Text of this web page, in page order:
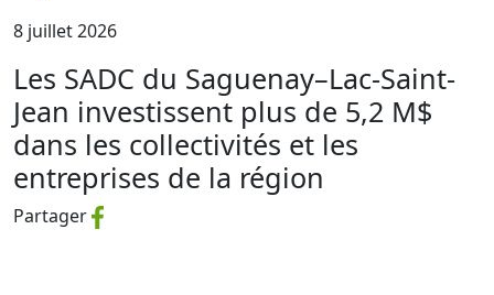
8 juillet 2026
Les SADC du Saguenay–Lac-Saint-
Jean investissent plus de 5,2 M$
dans les collectivités et les
entreprises de la région
Partager